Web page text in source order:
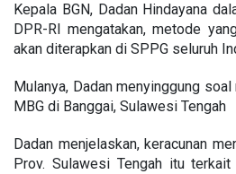
Kepala BGN, Dadan Hindayana
DPR-RI mengatakan, metode
akan diterapkan di SPPG seluruh
Mulanya, Dadan menyinggung
MBG di Banggai, Sulawesi Tengah
Dadan menjelaskan, keracunan
Prov. Sulawesi Tengah itu